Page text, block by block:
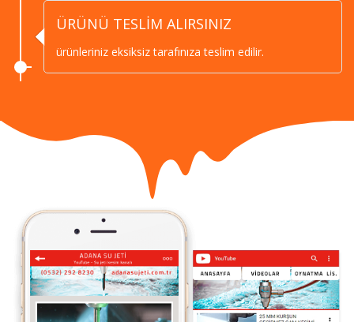
ÜRÜNÜ TESLİM ALIRSINIZ
ürünleriniz eksiksiz tarafınıza teslim edilir.